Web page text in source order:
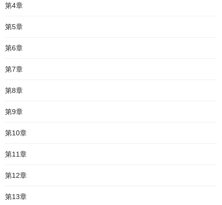
第4章
第5章
第6章
第7章
第8章
第9章
第10章
第11章
第12章
第13章